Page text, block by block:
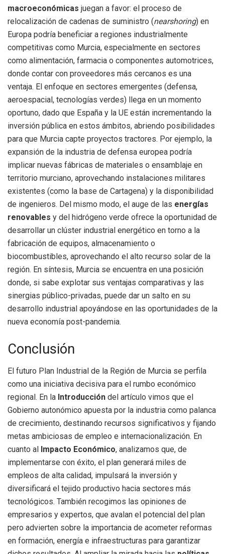
macroeconómicas juegan a favor: el proceso de
relocalización de cadenas de suministro (nearshoring) en
Europa podría beneficiar a regiones industrialmente
competitivas como Murcia, especialmente en sectores
como alimentación, farmacia o componentes automotrices,
donde contar con proveedores más cercanos es una
ventaja. El enfoque en sectores emergentes (defensa,
aeroespacial, tecnologías verdes) llega en un momento
oportuno, dado que España y la UE están incrementando la
inversión pública en estos ámbitos, abriendo posibilidades
para que Murcia capte proyectos tractores. Por ejemplo, la
expansión de la industria de defensa europea podría
implicar nuevas fábricas de materiales o ensamblaje en
territorio murciano, aprovechando instalaciones militares
existentes (como la base de Cartagena) y la disponibilidad
de ingenieros. Del mismo modo, el auge de las energías
renovables y del hidrógeno verde ofrece la oportunidad de
desarrollar un clúster industrial energético en torno a la
fabricación de equipos, almacenamiento o
biocombustibles, aprovechando el alto recurso solar de la
región. En síntesis, Murcia se encuentra en una posición
donde, si sabe explotar sus ventajas comparativas y las
sinergias público-privadas, puede dar un salto en su
desarrollo industrial apoyándose en las oportunidades de la
nueva economía post-pandemia.
Conclusión
El futuro Plan Industrial de la Región de Murcia se perfila
como una iniciativa decisiva para el rumbo económico
regional. En la Introducción del artículo vimos que el
Gobierno autonómico apuesta por la industria como palanca
de crecimiento, destinando recursos significativos y fijando
metas ambiciosas de empleo e internacionalización. En
cuanto al
Impacto Económico, analizamos que, de
implementarse con éxito, el plan generará miles de
empleos de alta calidad, impulsará la inversión y
diversificará el tejido productivo hacia sectores más
tecnológicos. También recogimos las opiniones de
empresarios y expertos, que avalan el potencial del plan
pero advierten sobre la importancia de acometer reformas
en formación, energía e infraestructuras para garantizar